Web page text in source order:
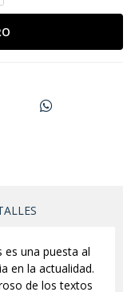
es una puesta al
en la actualidad.
de los textos